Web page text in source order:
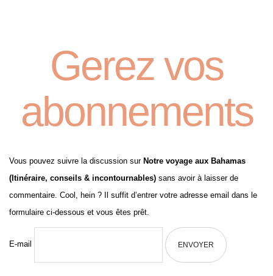
Gerez vos
abonnements
Vous pouvez suivre la discussion sur Notre voyage aux Bahamas
(Itinéraire, conseils & incontournables) sans avoir à laisser de
commentaire. Cool, hein ? Il suffit d’entrer votre adresse email dans le
formulaire ci-dessous et vous êtes prêt.
E-mail